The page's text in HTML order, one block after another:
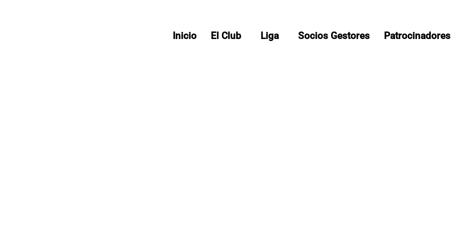
Inicio El Club Liga Socios Gestores Patrocinadores